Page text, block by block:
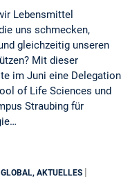
Lebensmittel
uns schmecken,
gleichzeitig unseren
Mit dieser
im Juni eine Delegation
of Life Sciences und
Straubing für
AKTUELLES |